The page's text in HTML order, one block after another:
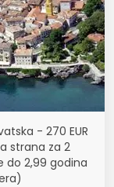
- 270 EUR
strana za 2
do 2,99 godina